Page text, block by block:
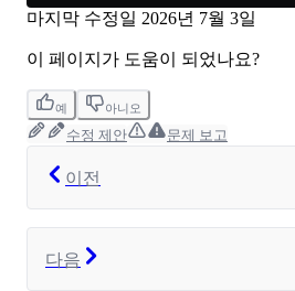
마지막 수정일 2026년 7월 3일
이 페이지가 도움이 되었나요?
예 아니오
수정 제안 문제 보고
이전
다음